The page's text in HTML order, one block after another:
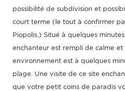
possibilité de subdivision et
court terme (le tout à confirmer
Piopolis.) Situé à quelques
enchanteur est rempli de calme
environnement est à quelques
plage. Une visite de ce site
que votre petit coins de paradis